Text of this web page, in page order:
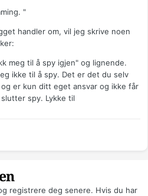
"
handler om, vil jeg skrive noen
meg til å spy igjen" og lignende.
ikke til å spy. Det er det du selv
er kun ditt eget ansvar og ikke får
spy. Lykke til
registrere deg senere. Hvis du har